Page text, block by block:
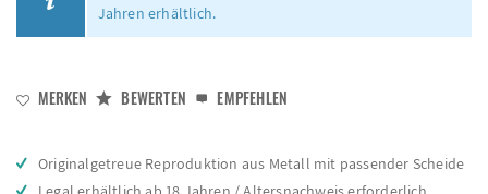
Jahren erhältlich.
MERKEN BEWERTEN EMPFEHLEN
Originalgetreue Reproduktion aus Metall mit passender Scheide